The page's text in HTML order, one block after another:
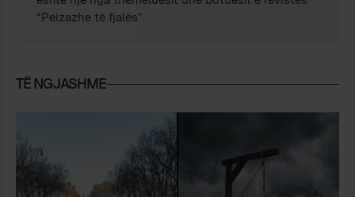
“Peizazhe të fjalës”.
TË NGJASHME